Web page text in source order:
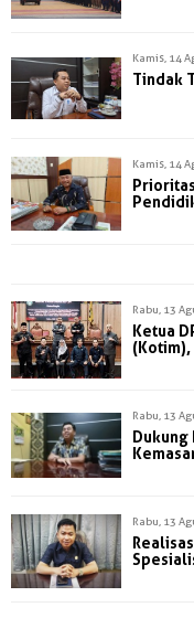
Kamis, 14
Tindak
Kamis, 14
Rabu, 13
Ketua
(Kotim),
Rabu, 13
Dukung
Rabu, 13